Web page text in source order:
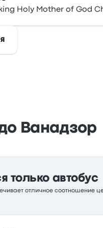
Holy Mother of God
Ванадзор
только автобус
отличное соотношение